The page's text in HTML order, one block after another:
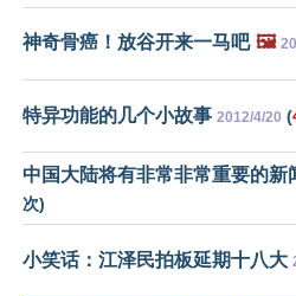
神奇骨癌！放谷开来一马吧 🖼️
特异功能的几个小故事 2012/4/20 (
中国大陆将有非常非常重要的新
次)
小笑话：江泽民拍板延期十八大